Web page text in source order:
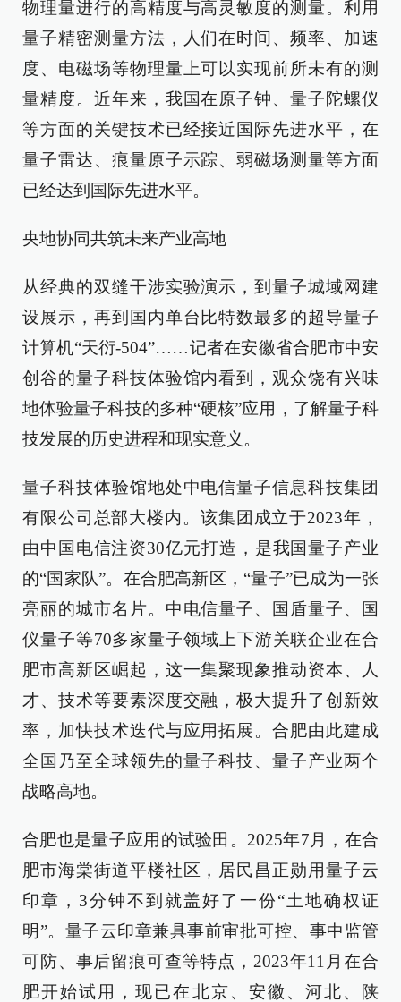
物理量进行的高精度与高灵敏度的测量。利用
量子精密测量方法，人们在时间、频率、加速
度、电磁场等物理量上可以实现前所未有的测
量精度。近年来，我国在原子钟、量子陀螺仪
等方面的关键技术已经接近国际先进水平，在
量子雷达、痕量原子示踪、弱磁场测量等方面
已经达到国际先进水平。
央地协同共筑未来产业高地
从经典的双缝干涉实验演示，到量子城域网建
设展示，再到国内单台比特数最多的超导量子
计算机“天衍-504”……记者在安徽省合肥市中安
创谷的量子科技体验馆内看到，观众饶有兴味
地体验量子科技的多种“硬核”应用，了解量子科
技发展的历史进程和现实意义。
量子科技体验馆地处中电信量子信息科技集团
有限公司总部大楼内。该集团成立于2023年，
由中国电信注资30亿元打造，是我国量子产业
的“国家队”。在合肥高新区，“量子”已成为一张
亮丽的城市名片。中电信量子、国盾量子、国
仪量子等70多家量子领域上下游关联企业在合
肥市高新区崛起，这一集聚现象推动资本、人
才、技术等要素深度交融，极大提升了创新效
率，加快技术迭代与应用拓展。合肥由此建成
全国乃至全球领先的量子科技、量子产业两个
战略高地。
合肥也是量子应用的试验田。2025年7月，在合
肥市海棠街道平楼社区，居民昌正勋用量子云
印章，3分钟不到就盖好了一份“土地确权证
明”。量子云印章兼具事前审批可控、事中监管
可防、事后留痕可查等特点，2023年11月在合
肥开始试用，现已在北京、安徽、河北、陕